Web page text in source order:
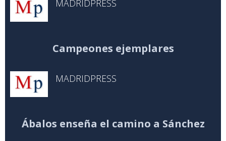
MADRIDPRESS
Campeones ejemplares
MADRIDPRESS
Ábalos enseña el camino a Sánchez